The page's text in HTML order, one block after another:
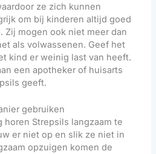
ze zich kunnen
om bij kinderen altijd goed
Zij mogen ook niet meer dan
als volwassenen. Geef het
kind er weinig last van heeft.
een apotheker of huisarts
geeft.
gebruiken
horen Strepsils langzaam te
er niet op en slik ze niet in
opzuigen komen de